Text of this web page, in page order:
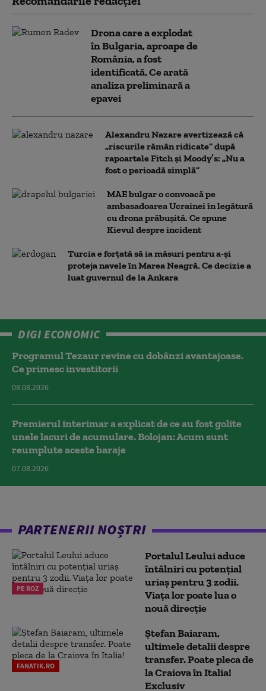
Drona care a explodat
în Bulgaria, aproape de
România, a fost
identificată. Ce arată
analiza preliminară a
epavei
Alexandru Nazare avertizează că
„riscurile rămân ridicate” după
rapoartele Fitch și Moody’s: „Nu a
fost o perioadă simplă”
MAE bulgar o convoacă pe
ambasadoarea Ucrainei în legătură
cu drona prăbuşită. Ce spune
Kievul despre incident
Turcia e forțată să ia măsuri pentru a-și
proteja navele în Marea Neagră. Ce decizie a
luat guvernul de la Ankara
DIGI ECONOMIC
Programul Tezaur revine cu dobânzi avantajoase.
Ce primesc investitorii
08.08.2026
Premierul interimar a explicat de ce au fost golite
unele lacuri de acumulare. Bolojan: Acum sunt
reumplute aceste baraje
07.08.2026
PARTENERII NOȘTRI
PE ROZ
Portalul Leului aduce
întâlniri cu potențial
uriaș pentru 3 zodii.
Viața lor poate lua o
nouă direcție
FANATIK.RO
Ștefan Baiaram,
ultimele detalii despre
transfer. Poate pleca de
la Craiova în Italia!
Exclusiv